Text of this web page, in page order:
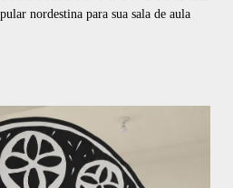
nordestina para sua sala de aula